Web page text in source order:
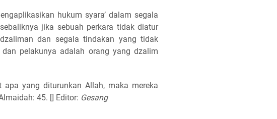
hukum syara’ dalam segala
jika sebuah perkara tidak diatur
dan segala tindakan yang tidak
pelakunya adalah orang yang dzalim
apa yang diturunkan Allah, maka mereka
45. [] Editor: Gesang